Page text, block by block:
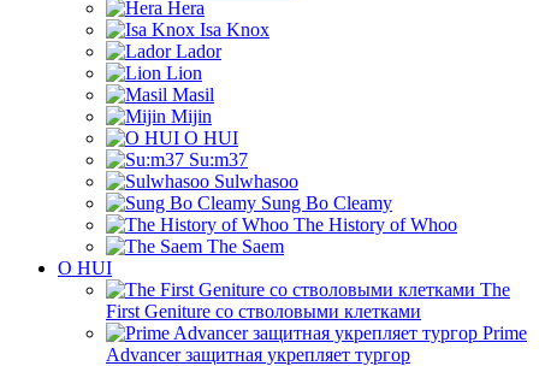
Hera
Isa Knox
Lador
Lion
Masil
Mijin
O HUI
Su:m37
Sulwhasoo
Sung Bo Cleamy
The History of Whoo
The Saem
O HUI
The
First Geniture со стволовыми клетками
Prime
Advancer защитная укрепляет тургор